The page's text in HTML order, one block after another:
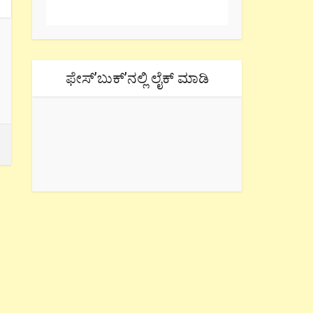
ಫೇಸ್’ಬುಕ್’ನಲ್ಲಿ ಲೈಕ್ ಮಾಡಿ